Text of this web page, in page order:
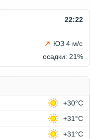
22:22
ЮЗ 4 м/с
осадки: 21%
+30°C
+31°C
+31°C